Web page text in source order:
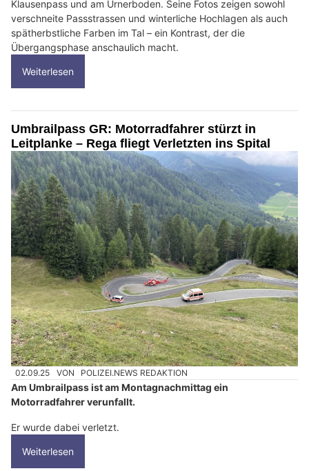
Klausenpass und am Urnerboden. Seine Fotos zeigen sowohl
verschneite Passstrassen und winterliche Hochlagen als auch
spätherbstliche Farben im Tal – ein Kontrast, der die
Übergangsphase anschaulich macht.
Weiterlesen
Umbrailpass GR: Motorradfahrer stürzt in
Leitplanke – Rega fliegt Verletzten ins Spital
02.09.25 VON POLIZEI.NEWS REDAKTION
Am Umbrailpass ist am Montagnachmittag ein
Motorradfahrer verunfallt.
Er wurde dabei verletzt.
Weiterlesen